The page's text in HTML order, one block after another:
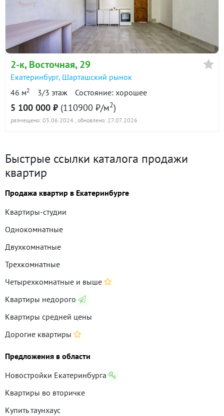
2-к, Восточная, 29
Екатеринбург, Шарташский рынок
46 м2 3/3 этаж Состояние: хорошее
5 100 000 ₽ (110900 ₽/м2)
размещено: 03.06.2024 , обновлено: 27.07.2026
Быстрые ссылки каталога продажи
квартир
Продажа квартир в Екатеринбурге
Квартиры-студии
Однокомнатные
Двухкомнатные
Трехкомнатные
Четырехкомнатные и выше
Квартиры недорого
Квартиры средней цены
Дорогие квартиры
Предложения в области
Новостройки Екатеринбурга
Квартиры во вторичке
Купить таунхаус